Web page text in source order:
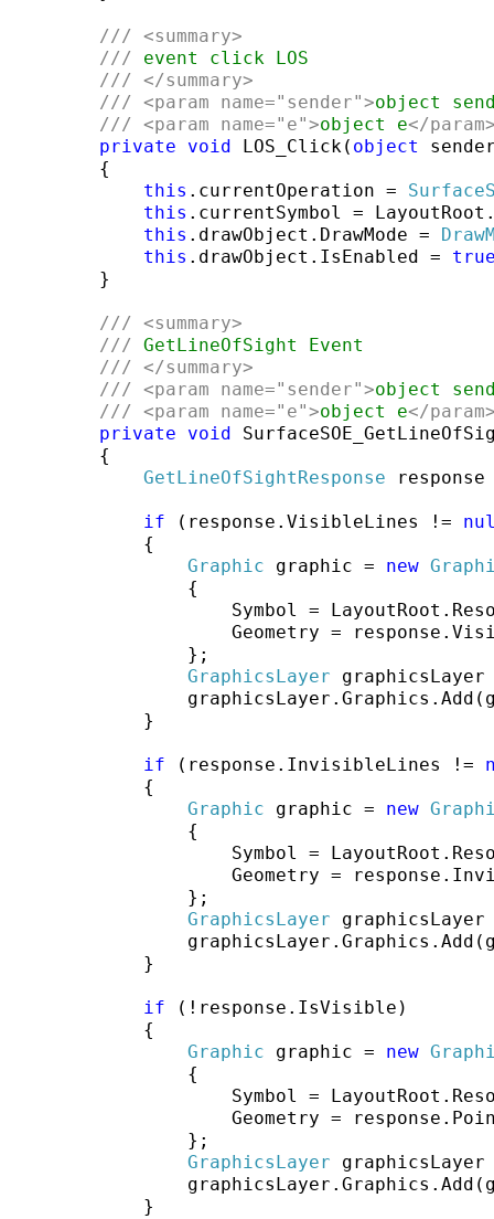
/// <summary>
/// event click LOS
/// </summary>
/// <param name="sender">object
/// <param name="e">object e</
private
void LOS_Click( object
{
this .currentOperation =
this .currentSymbol =
this .drawObject.DrawMode =
this .drawObject.IsEnabled =
}
/// <summary>
/// GetLineOfSight Event
/// </summary>
/// <param name="sender">object
/// <param name="e">object e</
private
void
{
GetLineOfSightResponse response
if (response.VisibleLines !=
{
Graphic graphic = new
{
Symbol =
Geometry =
};
GraphicsLayer graphicsLayer
}
if (response.InvisibleLines !=
{
Graphic graphic = new
{
Symbol =
Geometry =
};
GraphicsLayer graphicsLayer
}
if (!response.IsVisible)
{
Graphic graphic = new
{
Symbol =
Geometry =
};
GraphicsLayer graphicsLayer
}